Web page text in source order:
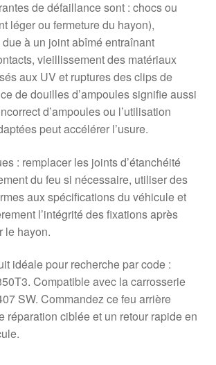
de défaillance sont : chocs ou
léger ou fermeture du hayon),
due à un joint abîmé entraînant
vieillissement des matériaux
aux UV et ruptures des clips de
de douilles d’ampoules signifie aussi
d’ampoules ou l’utilisation
peut accélérer l’usure.
: remplacer les joints d’étanchéité
du feu si nécessaire, utiliser des
aux spécifications du véhicule et
l’intégrité des fixations après
le hayon.
idéale pour recherche par code :
Compatible avec la carrosserie
SW. Commandez ce feu arrière
réparation ciblée et un retour rapide en